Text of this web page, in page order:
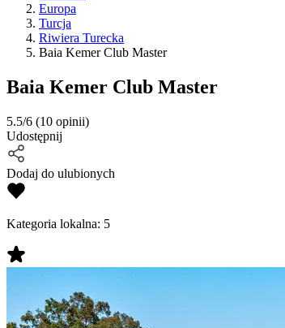
Europa
Turcja
Riwiera Turecka
Baia Kemer Club Master
Baia Kemer Club Master
5.5/6 (10 opinii)
Udostępnij
Dodaj do ulubionych
Kategoria lokalna: 5